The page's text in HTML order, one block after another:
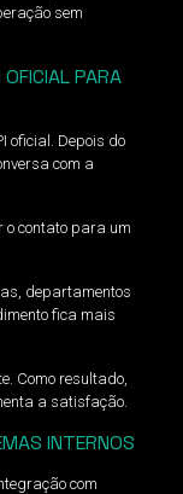
sem
PARA
oficial. Depois do
com a
o contato para um
departamentos
fica mais
Como resultado,
a satisfação.
INTERNOS
com